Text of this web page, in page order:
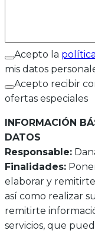
Acepto la
mis datos
Acepto recibir
ofertas especiales
INFORMACIÓN
DATOS
Responsable:
Finalidades:
elaborar y
así como realizar
remitirte
servicios, que